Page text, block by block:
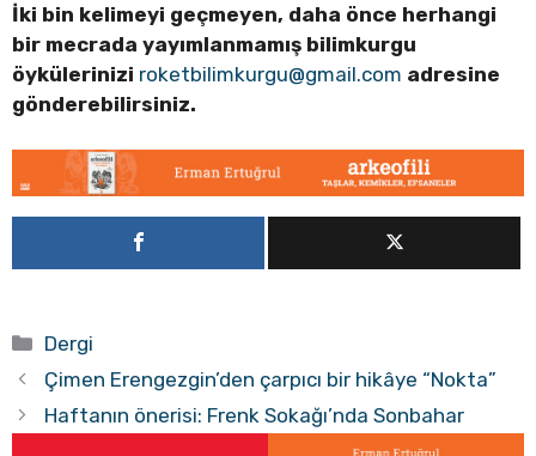
İki bin kelimeyi geçmeyen, daha önce herhangi
bir mecrada yayımlanmamış bilimkurgu
öykülerinizi roketbilimkurgu@gmail.com adresine
gönderebilirsiniz.
Kategoriler
Dergi
Çimen Erengezgin’den çarpıcı bir hikâye “Nokta”
Haftanın önerisi: Frenk Sokağı’nda Sonbahar